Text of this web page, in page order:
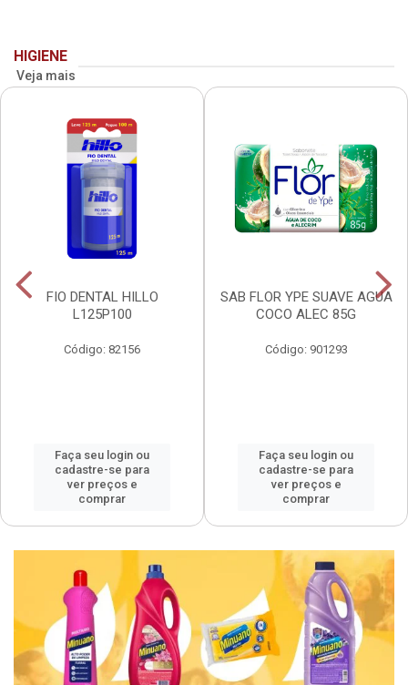
HIGIENE
Veja mais
FIO DENTAL HILLO
L125P100
Código: 82156
Faça seu login ou
cadastre-se para
ver preços e
comprar
SAB FLOR YPE SUAVE AGUA
COCO ALEC 85G
Código: 901293
Faça seu login ou
cadastre-se para
ver preços e
comprar